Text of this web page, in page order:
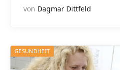
von Dagmar Dittfeld
GESUNDHEIT